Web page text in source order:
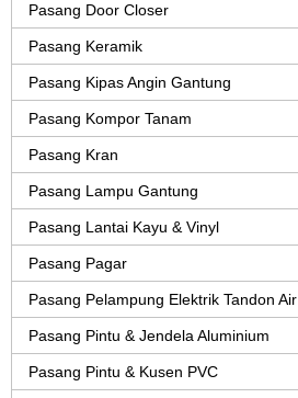
Pasang Door Closer
Pasang Keramik
Pasang Kipas Angin Gantung
Pasang Kompor Tanam
Pasang Kran
Pasang Lampu Gantung
Pasang Lantai Kayu & Vinyl
Pasang Pagar
Pasang Pelampung Elektrik Tandon Air
Pasang Pintu & Jendela Aluminium
Pasang Pintu & Kusen PVC